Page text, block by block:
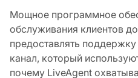
Мощное программное
обслуживания клиентов
предоставлять
канал, который
почему LiveAgent